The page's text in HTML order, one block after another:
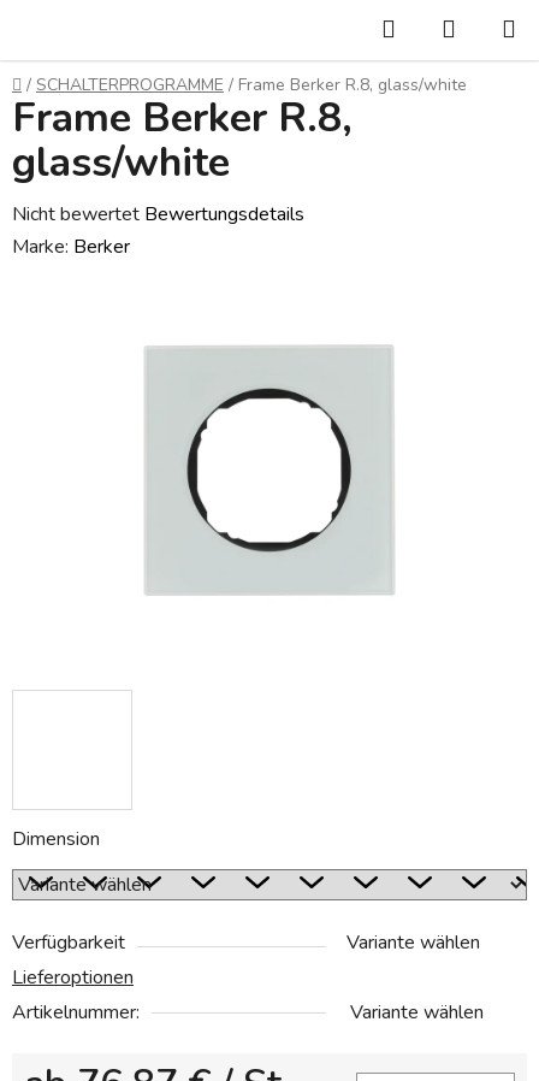
springen
Suchen
Startseite
/ SCHALTERPROGRAMME / Frame Berker R.8, glass/white
Dimension
Verfügbarkeit
Variante wählen
Lieferoptionen
Artikelnummer:
Variante wählen
Frame Berker R.8,
glass/white
Die
durchschnittliche
Nicht bewertet Bewertungsdetails
Marke: Berker